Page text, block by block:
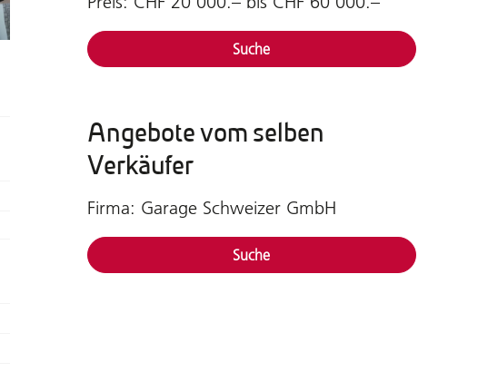
Suche
Angebote vom selben
Verkäufer
Firma: Garage Schweizer GmbH
Suche